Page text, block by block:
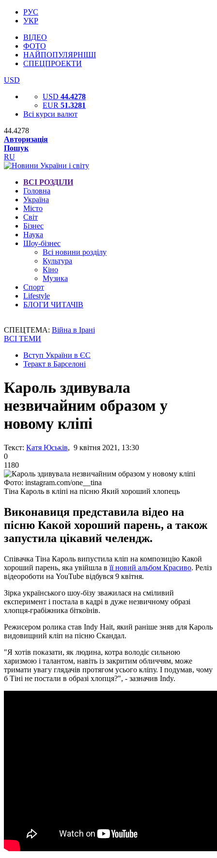
РУС
УКР
ВІДЕО
ФОТО
НАЙПОПУЛЯРНІШІ
СПЕЦПРОЕКТИ
USD
USD 44.4278
EUR 51.3281
Всі курси валют
44.4278
Авторизація
Пошук
RU
ВСІ РОЗДІЛИ
Головна
Україна
Місто
Світ
Бізнес
Наука
Шоу-бізнес
Всі новини розділу
Культура
Кіно
Музика
Спорт
Lifestyle
БЛОГИ ЧИТАЧІВ
СПЕЦТЕМА: Війна в Ірані
ВСІ ТЕМИ
Вступ України в ЄС
Теракт в Барселоні
Кароль здивувала
незвичайним образом у
новому кліпі
Текст: Катя Юськів, 9 квітня 2021, 13:30
0
1180
Фото: instagram.com/one__tina
Тіна Кароль в кліпі на пісню Який хороший хлопець
Виконавиця представила відео на
пісню Какой хороший парень, а також
запустила цікавий челендж.
Співачка Тіна Кароль випустила кліп на композицію Какой
хороший парень, яка увійшла в її новий альбом Красиво. Реліз
відеороботи на YouTube відбувся 9 квітня.
Зірка українського шоу-бізу зважилася на сміливий
експеримент і постала в кадрі в дуже незвичному образі
хлопця-грабіжника біткоїнів.
Режисером ролика став Indy Hait, який раніше зняв для Кароль
видовищний кліп на пісню Скандал.
"Я хотів показати, як людина, котра володіє сильною
харизмою і талантом, навіть із закритим обличчям, може
тримати увагу глядачів протягом усього кліпу. І подумав, чому
б Тіні не постали в образі хлопця?", - зазначив Indy.